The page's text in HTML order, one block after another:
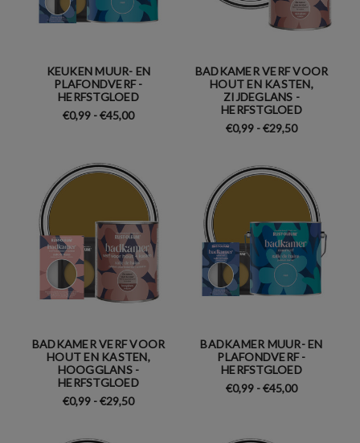
KEUKEN MUUR- EN
PLAFONDVERF -
HERFSTGLOED
€0,99 - €45,00
BADKAMER VERF VOOR
HOUT EN KASTEN,
ZIJDEGLANS -
HERFSTGLOED
€0,99 - €29,50
BADKAMER VERF VOOR
HOUT EN KASTEN,
HOOGGLANS -
HERFSTGLOED
€0,99 - €29,50
BADKAMER MUUR- EN
PLAFONDVERF -
HERFSTGLOED
€0,99 - €45,00